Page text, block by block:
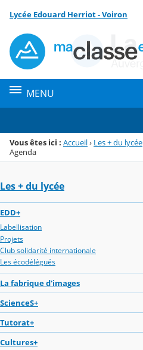
Menu de la rubrique
Contenu
Lycée Edouard Herriot - Voiron
MENU
Vous êtes ici : Accueil› Les + du lycée
Agenda
Les + du lycée
EDD+
Labellisation
Projets
Club solidarité internationale
Les écodélégués
La fabrique d'images
ScienceS+
Tutorat+
Cultures+